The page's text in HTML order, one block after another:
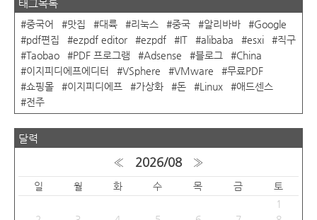
태그목록
중국어 맛집 대륙 리눅스 중국 알리바바
Google
pdf편집
ezpdf editor ezpdf IT alibaba esxi
직구
Taobao
PDF 프로그램 Adsense 블로그
China
이지피디에프에디터
VSphere VMware
무료PDF
쇼핑몰
이지피디에프 가상화 돈 Linux
애드센스
전주
달력
« 2026/08 »
일 월 화 수 목 금
토
1